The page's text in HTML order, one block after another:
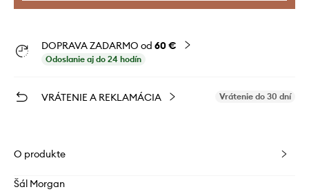
DOPRAVA ZADARMO od 60 €
Odoslanie aj do 24 hodín
VRÁTENIE A REKLAMÁCIA Vrátenie do 30 dní
O produkte
Šál Morgan